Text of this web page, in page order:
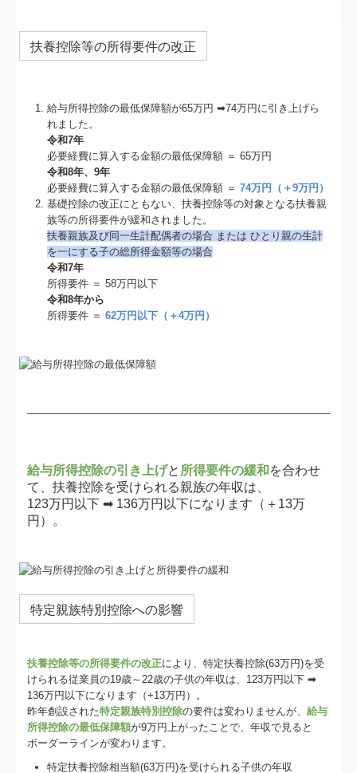
扶養控除等の所得要件の改正
給与所得控除の最低保障額が65万円 ➡74万円に引き上げら
れました。
令和7年
必要経費に算入する金額の最低保障額 ＝ 65万円
令和8年、9年
必要経費に算入する金額の最低保障額 ＝74万円（＋9万円）
基礎控除の改正にともない、扶養控除等の対象となる扶養親
族等の所得要件が緩和されました。
扶養親族及び同⼀⽣計配偶者の場合 または ひとり親の⽣計
を⼀にする⼦の総所得⾦額等の場合
令和7年
所得要件 ＝ 58万円以下
令和8年から
所得要件 ＝62万円以下（＋4万円）
給与所得控除の引き上げと 所得要件の緩和 を合わせ
て、扶養控除を受けられる親族の年収は、
123万円以下 ➡ 136万円以下になります（＋13万
円）。
特定親族特別控除への影響
扶養控除等の所得要件の改正により、特定扶養控除(63万円)を受
けられる従業員の19歳～22歳の子供の年収は、123万円以下 ➡
136万円以下になります（+13万円）。
昨年創設された特定親族特別控除の要件は変わりませんが、給与
所得控除の最低保障額が9万円上がったことで、年収で見ると
ボーダーラインが変わります。
特定扶養控除相当額(63万円)を受けられる子供の年収